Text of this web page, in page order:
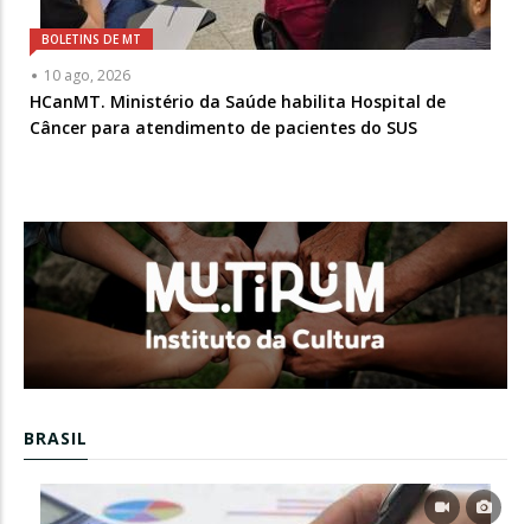
BOLETINS DE MT
10 ago, 2026
HCanMT. Ministério da Saúde habilita Hospital de
Câncer para atendimento de pacientes do SUS
BRASIL